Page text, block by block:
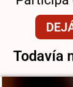
Todavía